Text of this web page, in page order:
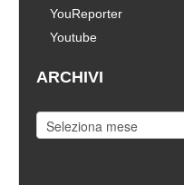
YouReporter
Youtube
ARCHIVI